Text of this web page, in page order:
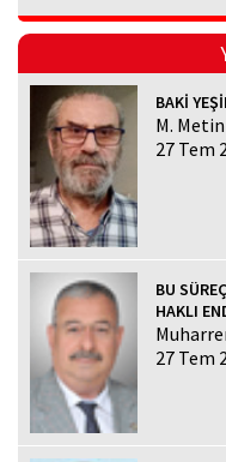
BAKİ
M.
27 Tem
BU
HAKLI
27 Tem